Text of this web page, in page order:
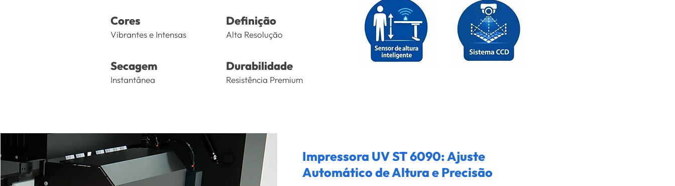
Cores
Vibrantes e Intensas
Secagem
Instantânea
Definição
Alta Resolução
Durabilidade
Resistência Premium
Impressora UV ST 6090: Ajuste
Automático de Altura e Precisão